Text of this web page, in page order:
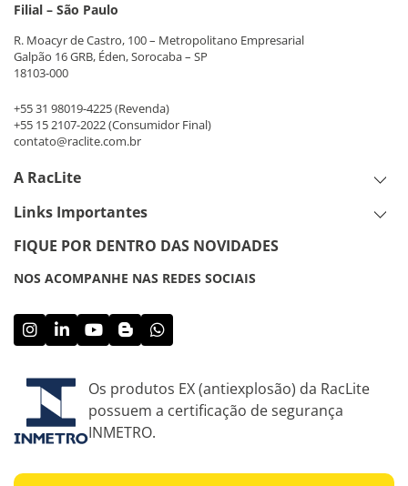
Filial – São Paulo
R. Moacyr de Castro, 100 – Metropolitano Empresarial
Galpão 16 GRB, Éden, Sorocaba – SP
18103-000
+55 31 98019-4225(Revenda)
+55 15 2107-2022(Consumidor Final)
contato@raclite.com.br
A RacLite
Links Importantes
FIQUE POR DENTRO DAS NOVIDADES
NOS ACOMPANHE NAS REDES SOCIAIS
Os produtos EX (antiexplosão) da RacLite
possuem a certificação de segurança
INMETRO.